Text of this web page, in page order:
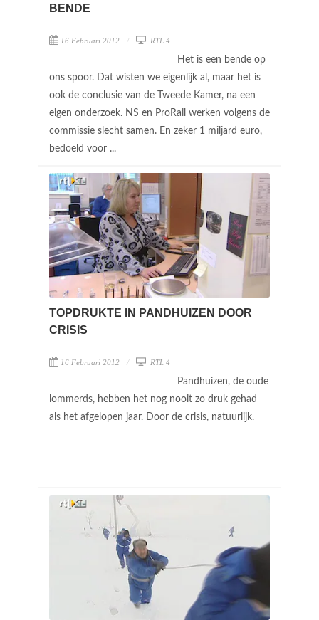
BENDE
16 Februari 2012 RTL 4
Het is een bende op
ons spoor. Dat wisten we eigenlijk al, maar het is
ook de conclusie van de Tweede Kamer, na een
eigen onderzoek. NS en ProRail werken volgens de
commissie slecht samen. En zeker 1 miljard euro,
bedoeld voor ...
TOPDRUKTE IN PANDHUIZEN DOOR
CRISIS
16 Februari 2012 RTL 4
Pandhuizen, de oude
lommerds, hebben het nog nooit zo druk gehad
als het afgelopen jaar. Door de crisis, natuurlijk.